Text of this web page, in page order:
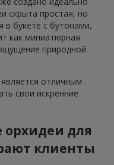
скрыта простая, но
в букете с бутонами,
как миниатюрная
природной
отличным
свои искренние
для
клиенты